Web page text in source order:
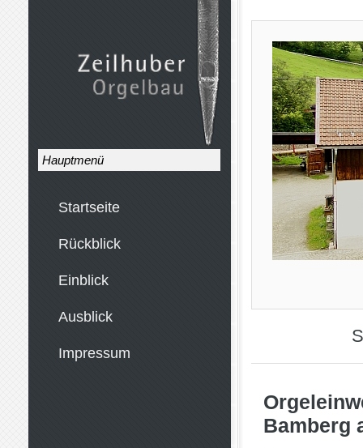
Hauptmenü
Startseite
Rückblick
Einblick
Ausblick
Impressum
Bamberg